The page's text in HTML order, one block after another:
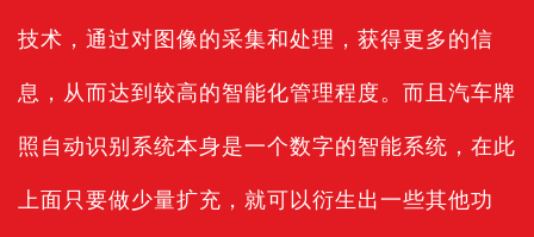
技术，通过对图像的采集和处理，获得更多的信
息，从而达到较高的智能化管理程度。而且汽车牌
照自动识别系统本身是一个数字的智能系统，在此
上面只要做少量扩充，就可以衍生出一些其他功